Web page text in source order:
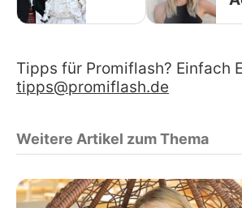
Tipps für Promiflash? Einfach
tipps@promiflash.de
Weitere Artikel zum Thema